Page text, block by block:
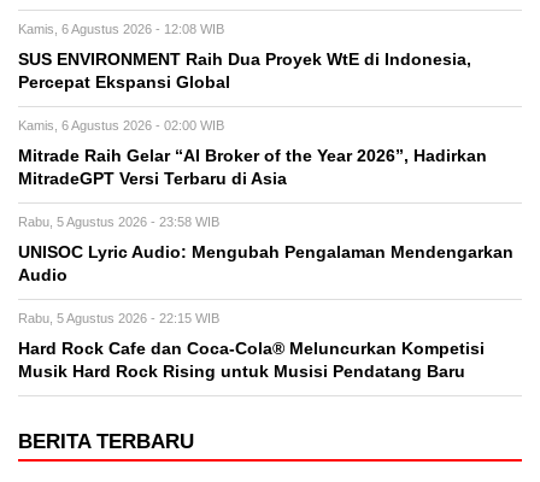
Kamis, 6 Agustus 2026 - 12:08 WIB
SUS ENVIRONMENT Raih Dua Proyek WtE di Indonesia,
Percepat Ekspansi Global
Kamis, 6 Agustus 2026 - 02:00 WIB
Mitrade Raih Gelar “AI Broker of the Year 2026”, Hadirkan
MitradeGPT Versi Terbaru di Asia
Rabu, 5 Agustus 2026 - 23:58 WIB
UNISOC Lyric Audio: Mengubah Pengalaman Mendengarkan
Audio
Rabu, 5 Agustus 2026 - 22:15 WIB
Hard Rock Cafe dan Coca-Cola® Meluncurkan Kompetisi
Musik Hard Rock Rising untuk Musisi Pendatang Baru
BERITA TERBARU